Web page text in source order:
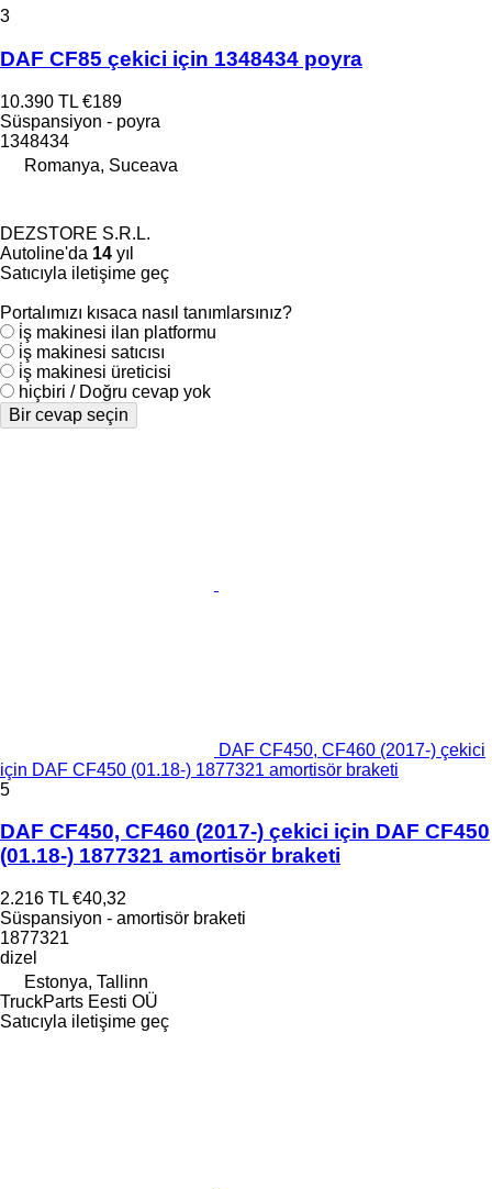
3
DAF CF85 çekici için 1348434 poyra
10.390 TL €189
Süspansiyon - poyra
1348434
Romanya, Suceava
DEZSTORE S.R.L.
Autoline'da 14 yıl
Satıcıyla iletişime geç
Portalımızı kısaca nasıl tanımlarsınız?
i̇ş makinesi ilan platformu
i̇ş makinesi satıcısı
i̇ş makinesi üreticisi
hiçbiri / Doğru cevap yok
Bir cevap seçin
DAF CF450, CF460 (2017-) çekici
için DAF CF450 (01.18-) 1877321 amortisör braketi
5
DAF CF450, CF460 (2017-) çekici için DAF CF450
(01.18-) 1877321 amortisör braketi
2.216 TL €40,32
Süspansiyon - amortisör braketi
1877321
dizel
Estonya, Tallinn
TruckParts Eesti OÜ
Satıcıyla iletişime geç